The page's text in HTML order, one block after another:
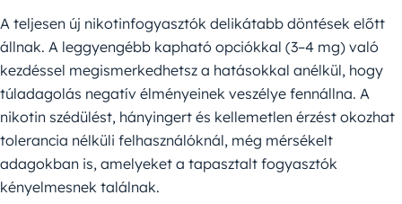
A teljesen új nikotinfogyasztók delikátabb döntések előtt
állnak. A leggyengébb kapható opciókkal (3–4 mg) való
kezdéssel megismerkedhetsz a hatásokkal anélkül, hogy
túladagolás negatív élményeinek veszélye fennállna. A
nikotin szédülést, hányingert és kellemetlen érzést okozhat
tolerancia nélküli felhasználóknál, még mérsékelt
adagokban is, amelyeket a tapasztalt fogyasztók
kényelmesnek találnak.